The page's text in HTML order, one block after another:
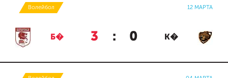
Волейбол 12 МАРТА
Б� 3 : 0 К�